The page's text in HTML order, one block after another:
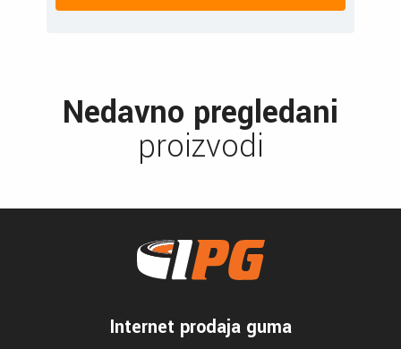
Nedavno pregledani
proizvodi
Internet prodaja guma